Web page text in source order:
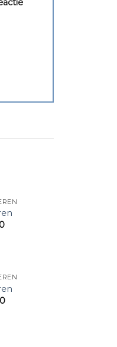
Toevoegen
Toevoegen